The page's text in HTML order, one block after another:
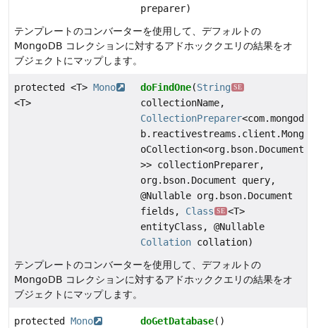
preparer)
テンプレートのコンバーターを使用して、デフォルトの
MongoDB コレクションに対するアドホッククエリの結果をオ
ブジェクトにマップします。
protected <T> Mono
<T>
doFindOne(String SE
collectionName,
CollectionPreparer<com.mongod
b.reactivestreams.client.Mong
oCollection<org.bson.Document
>> collectionPreparer,
org.bson.Document query,
@Nullable org.bson.Document
fields, Class SE <T>
entityClass, @Nullable
Collation collation)
テンプレートのコンバーターを使用して、デフォルトの
MongoDB コレクションに対するアドホッククエリの結果をオ
ブジェクトにマップします。
protected Mono
doGetDatabase()